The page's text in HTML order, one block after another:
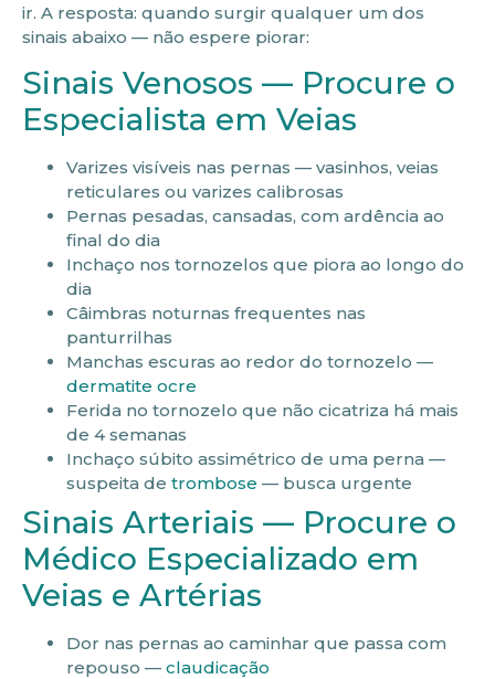
ir. A resposta: quando surgir qualquer um dos
sinais abaixo — não espere piorar:
Sinais Venosos — Procure o
Especialista em Veias
Varizes visíveis nas pernas — vasinhos, veias
reticulares ou varizes calibrosas
Pernas pesadas, cansadas, com ardência ao
final do dia
Inchaço nos tornozelos que piora ao longo do
dia
Câimbras noturnas frequentes nas
panturrilhas
Manchas escuras ao redor do tornozelo —
dermatite ocre
Ferida no tornozelo que não cicatriza há mais
de 4 semanas
Inchaço súbito assimétrico de uma perna —
suspeita de trombose — busca urgente
Sinais Arteriais — Procure o
Médico Especializado em
Veias e Artérias
Dor nas pernas ao caminhar que passa com
repouso — claudicação